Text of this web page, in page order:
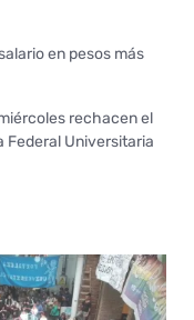
en pesos más
rechacen el
Federal Universitaria